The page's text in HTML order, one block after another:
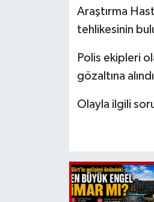
Araştırma
tehlikesinin
Polis ekipleri
gözaltına
Olayla ilgili